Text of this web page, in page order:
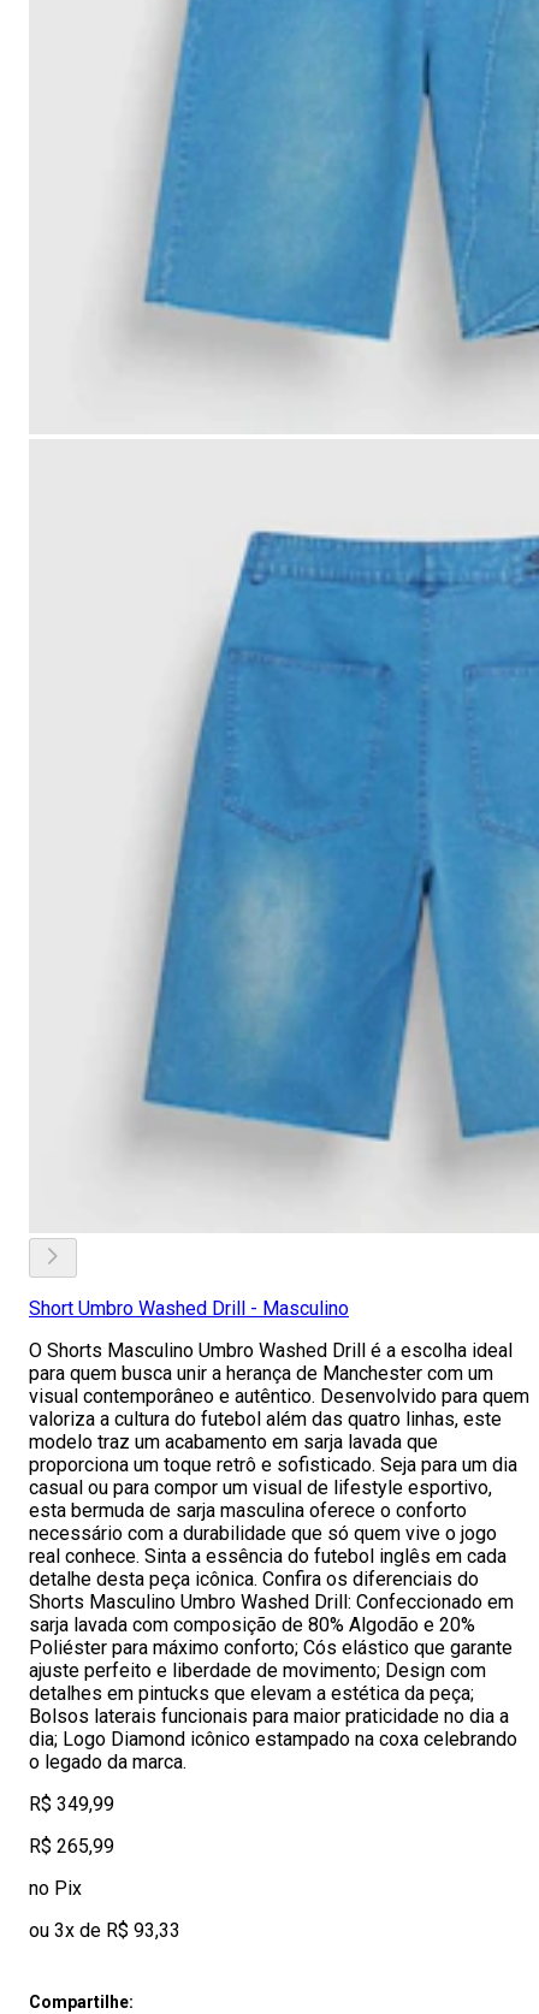
Short Umbro Washed Drill - Masculino
O Shorts Masculino Umbro Washed Drill é a escolha ideal
para quem busca unir a herança de Manchester com um
visual contemporâneo e autêntico. Desenvolvido para quem
valoriza a cultura do futebol além das quatro linhas, este
modelo traz um acabamento em sarja lavada que
proporciona um toque retrô e sofisticado. Seja para um dia
casual ou para compor um visual de lifestyle esportivo,
esta bermuda de sarja masculina oferece o conforto
necessário com a durabilidade que só quem vive o jogo
real conhece. Sinta a essência do futebol inglês em cada
detalhe desta peça icônica. Confira os diferenciais do
Shorts Masculino Umbro Washed Drill: Confeccionado em
sarja lavada com composição de 80% Algodão e 20%
Poliéster para máximo conforto; Cós elástico que garante
ajuste perfeito e liberdade de movimento; Design com
detalhes em pintucks que elevam a estética da peça;
Bolsos laterais funcionais para maior praticidade no dia a
dia; Logo Diamond icônico estampado na coxa celebrando
o legado da marca.
R$ 349,99
R$ 265,99
no Pix
ou 3x de R$ 93,33
Compartilhe: